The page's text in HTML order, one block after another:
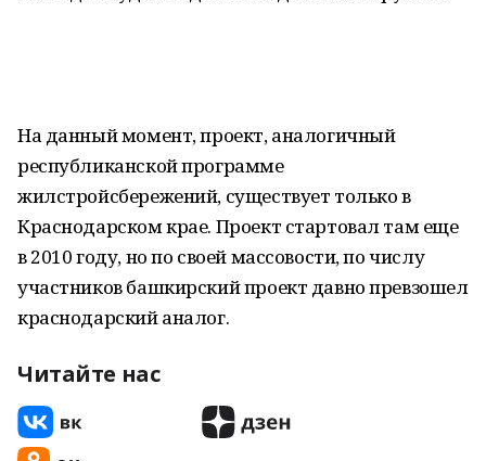
На данный момент, проект, аналогичный
республиканской программе
жилстройсбережений, существует только в
Краснодарском крае. Проект стартовал там еще
в 2010 году, но по своей массовости, по числу
участников башкирский проект давно превзошел
краснодарский аналог.
Читайте нас